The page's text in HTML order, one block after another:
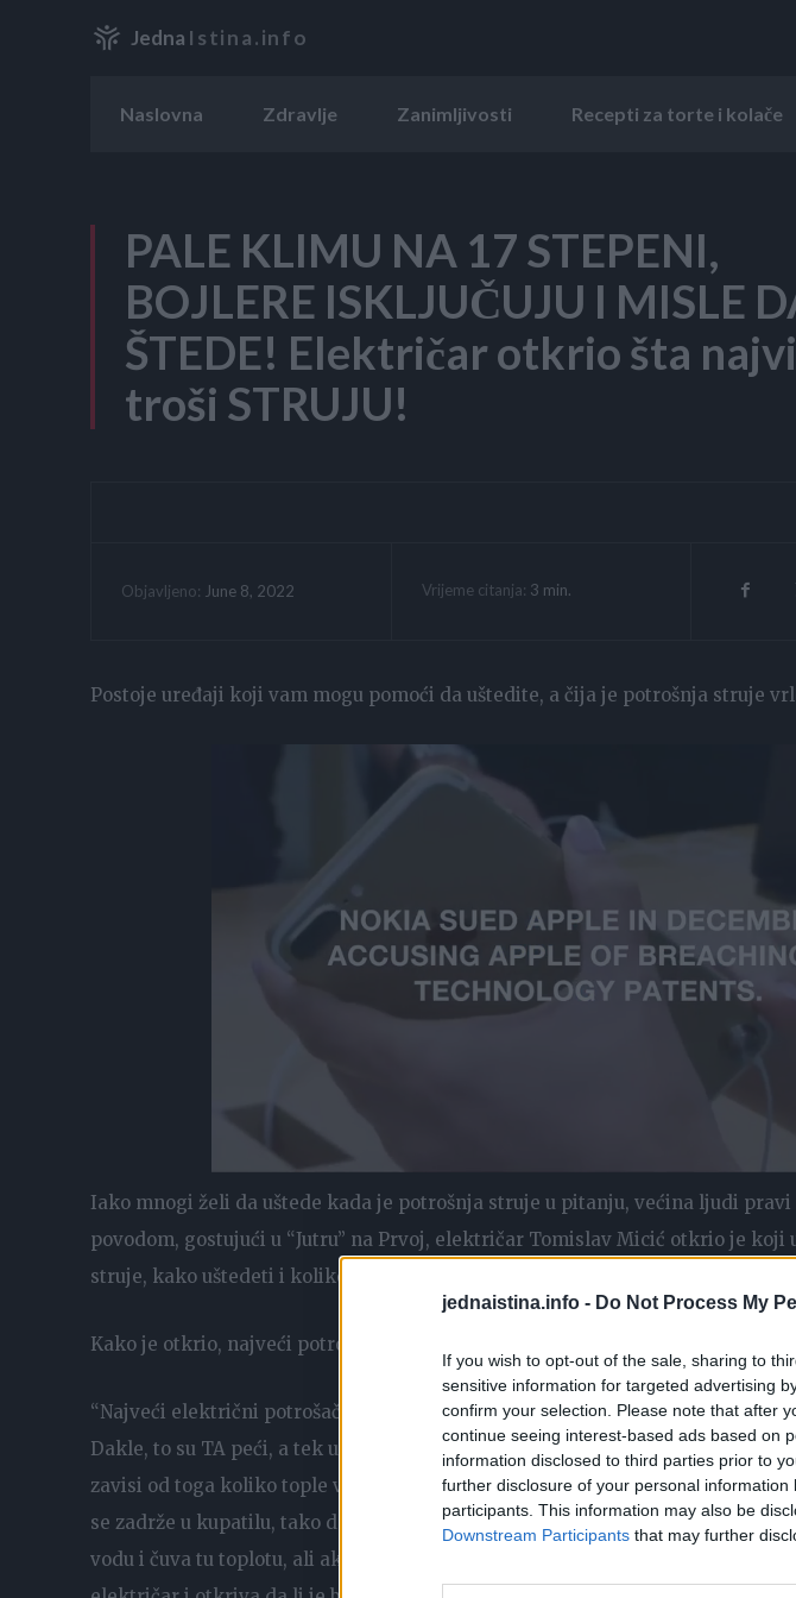
jednaistina.info - Do Not Process My
If you wish to opt-out of the sale, sharing to
sensitive information for targeted advertising
confirm your selection. Please note that after
continue seeing interest-based ads based on
information disclosed to third parties prior to
further disclosure of your personal information
participants. This information may also be
Downstream Participants that may further
Jedna Istina.info
Naslovna Zdravlje Zanimljivosti Recepti za torte i kolače
PALE KLIMU NA 17 STEPENI,
BOJLERE ISKLJUČUJU I MISLE
ŠTEDE! Električar otkrio šta
troši STRUJU!
Objavljeno: June 8, 2022 Vrijeme citanja: 3 min.
Postoje uređaji koji vam mogu pomoći da uštedite, a čija je potrošnja struje
Iako mnogi želi da uštede kada je potrošnja struje u pitanju, većina ljudi
povodom, gostujući u “Jutru” na Prvoj, električar Tomislav Micić otkrio je koji
struje, kako uštedeti i koliko klima utiče na iznos računa.
Kako je otkrio, najveći potrošači su uređaji koji služe za grejanje.
“Najveći električni potrošači u domaćinstvu su grejanja, odnosno
Dakle, to su TA peći, a tek u drugom planu je bojler. On je dosta veliki
zavisi od toga koliko tople vode se troši. Neki ukućani imaju običaj da se dva
se zadrže u kupatilu, tako da taj bojler mnogo troši. Ne troši bojler toliko
vodu i čuva tu toplotu, ali ako se voda mnogo troši i ima više ukućana, tu je